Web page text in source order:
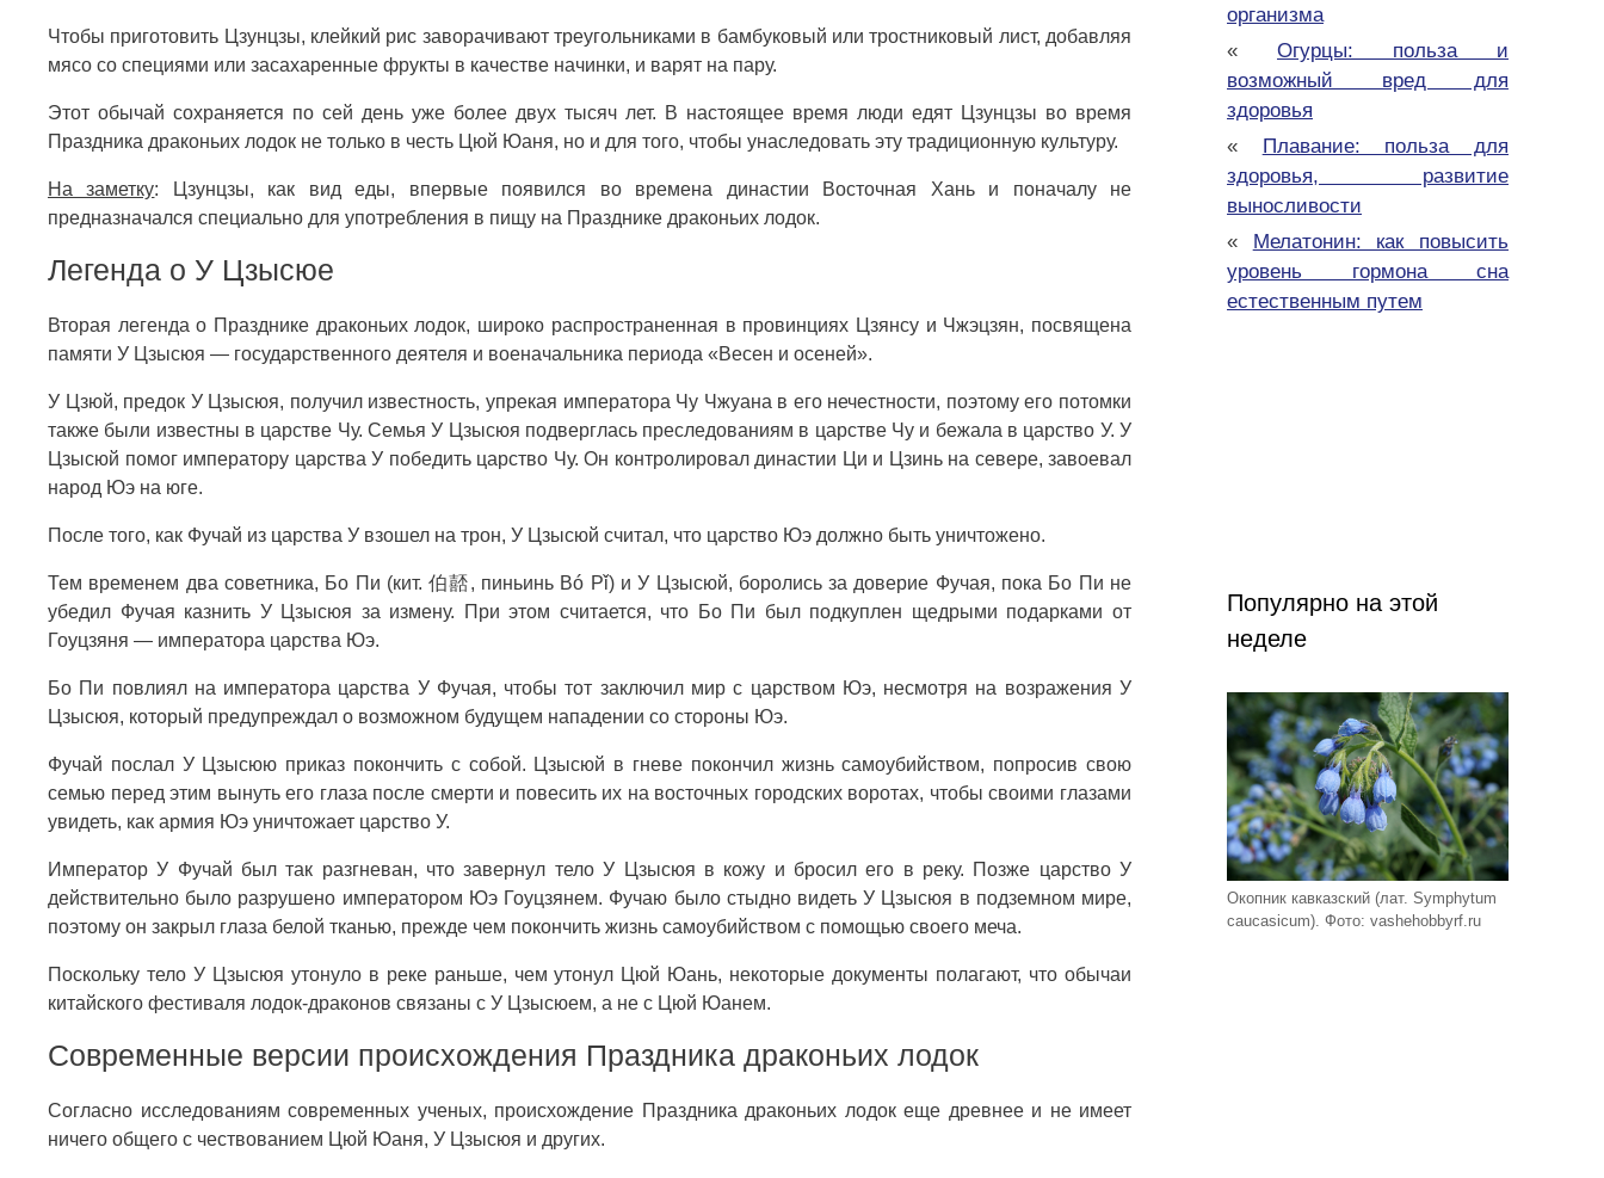
Чтобы приготовить Цзунцзы, клейкий рис заворачивают треугольниками в бамбуковый или тростниковый лист, добавляя
мясо со специями или засахаренные фрукты в качестве начинки, и варят на пару.
Этот обычай сохраняется по сей день уже более двух тысяч лет. В настоящее время люди едят Цзунцзы во время
Праздника драконьих лодок не только в честь Цюй Юаня, но и для того, чтобы унаследовать эту традиционную культуру.
На заметку: Цзунцзы, как вид еды, впервые появился во времена династии Восточная Хань и поначалу не
предназначался специально для употребления в пищу на Празднике драконьих лодок.
Легенда о У Цзысюе
Вторая легенда о Празднике драконьих лодок, широко распространенная в провинциях Цзянсу и Чжэцзян, посвящена
памяти У Цзысюя — государственного деятеля и военачальника периода «Весен и осеней».
У Цзюй, предок У Цзысюя, получил известность, упрекая императора Чу Чжуана в его нечестности, поэтому его потомки
также были известны в царстве Чу. Семья У Цзысюя подверглась преследованиям в царстве Чу и бежала в царство У. У
Цзысюй помог императору царства У победить царство Чу. Он контролировал династии Ци и Цзинь на севере, завоевал
народ Юэ на юге.
После того, как Фучай из царства У взошел на трон, У Цзысюй считал, что царство Юэ должно быть уничтожено.
Тем временем два советника, Бо Пи (кит. 伯嚭, пиньинь Bó Pǐ) и У Цзысюй, боролись за доверие Фучая, пока Бо Пи не
убедил Фучая казнить У Цзысюя за измену. При этом считается, что Бо Пи был подкуплен щедрыми подарками от
Гоуцзяня — императора царства Юэ.
Бо Пи повлиял на императора царства У Фучая, чтобы тот заключил мир с царством Юэ, несмотря на возражения У
Цзысюя, который предупреждал о возможном будущем нападении со стороны Юэ.
Фучай послал У Цзысюю приказ покончить с собой. Цзысюй в гневе покончил жизнь самоубийством, попросив свою
семью перед этим вынуть его глаза после смерти и повесить их на восточных городских воротах, чтобы своими глазами
увидеть, как армия Юэ уничтожает царство У.
Император У Фучай был так разгневан, что завернул тело У Цзысюя в кожу и бросил его в реку. Позже царство У
действительно было разрушено императором Юэ Гоуцзянем. Фучаю было стыдно видеть У Цзысюя в подземном мире,
поэтому он закрыл глаза белой тканью, прежде чем покончить жизнь самоубийством с помощью своего меча.
Поскольку тело У Цзысюя утонуло в реке раньше, чем утонул Цюй Юань, некоторые документы полагают, что обычаи
китайского фестиваля лодок-драконов связаны с У Цзысюем, а не с Цюй Юанем.
Современные версии происхождения Праздника драконьих лодок
Согласно исследованиям современных ученых, происхождение Праздника драконьих лодок еще древнее и не имеет
ничего общего с чествованием Цюй Юаня, У Цзысюя и других.
организма
« Огурцы: польза и
возможный вред для
здоровья
«
Плавание: польза для
здоровья, развитие
выносливости
«
Мелатонин: как повысить
уровень гормона сна
естественным путем
Популярно на этой
неделе
Окопник кавказский (лат. Symphytum
caucasicum). Фото: vashehobbyrf.ru